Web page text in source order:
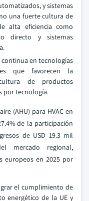
y sistemas
una fuerte cultura de
alta eficiencia como
directo y sistemas
en tecnologías
que favorecen la
de productos
por tecnología.
(AHU) para HVAC en
de la participación
de USD 19.3 mil
mercado regional,
europeos en 2025 por
el cumplimiento de
energético de la UE y